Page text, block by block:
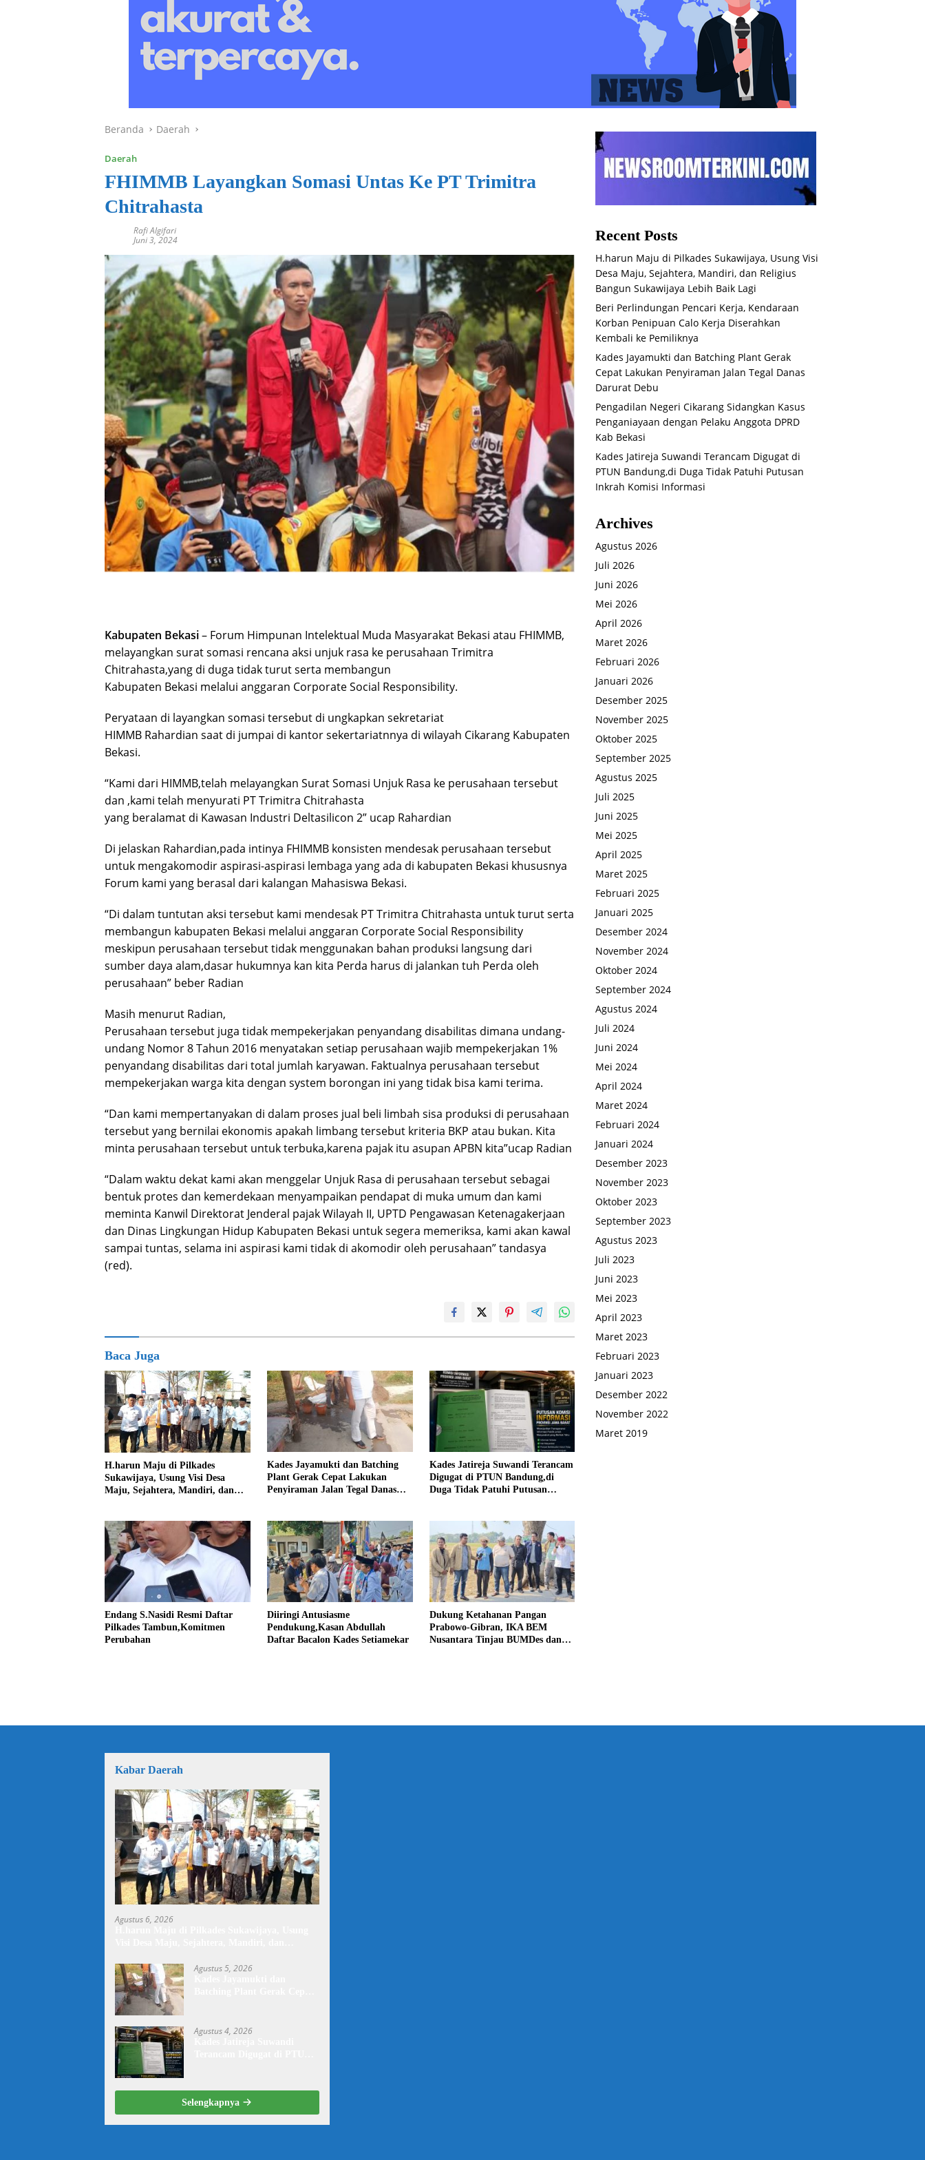
Beranda Daerah
Daerah
FHIMMB Layangkan Somasi Untas Ke PT Trimitra
Chitrahasta
Rafi Algifari
Juni 3, 2024
Kabupaten Bekasi– Forum Himpunan Intelektual Muda Masyarakat Bekasi atau FHIMMB,
melayangkan surat somasi rencana aksi unjuk rasa ke perusahaan Trimitra
Chitrahasta,yang di duga tidak turut serta membangun
Kabupaten Bekasi melalui anggaran Corporate Social Responsibility.
Peryataan di layangkan somasi tersebut di ungkapkan sekretariat
HIMMB Rahardian saat di jumpai di kantor sekertariatnnya di wilayah Cikarang Kabupaten
Bekasi.
“Kami dari HIMMB,telah melayangkan Surat Somasi Unjuk Rasa ke perusahaan tersebut
dan ,kami telah menyurati PT Trimitra Chitrahasta
yang beralamat di Kawasan Industri Deltasilicon 2” ucap Rahardian
Di jelaskan Rahardian,pada intinya FHIMMB konsisten mendesak perusahaan tersebut
untuk mengakomodir aspirasi-aspirasi lembaga yang ada di kabupaten Bekasi khususnya
Forum kami yang berasal dari kalangan Mahasiswa Bekasi.
“Di dalam tuntutan aksi tersebut kami mendesak PT Trimitra Chitrahasta untuk turut serta
membangun kabupaten Bekasi melalui anggaran Corporate Social Responsibility
meskipun perusahaan tersebut tidak menggunakan bahan produksi langsung dari
sumber daya alam,dasar hukumnya kan kita Perda harus di jalankan tuh Perda oleh
perusahaan” beber Radian
Masih menurut Radian,
Perusahaan tersebut juga tidak mempekerjakan penyandang disabilitas dimana undang-
undang Nomor 8 Tahun 2016 menyatakan setiap perusahaan wajib mempekerjakan 1%
penyandang disabilitas dari total jumlah karyawan. Faktualnya perusahaan tersebut
mempekerjakan warga kita dengan system borongan ini yang tidak bisa kami terima.
“Dan kami mempertanyakan di dalam proses jual beli limbah sisa produksi di perusahaan
tersebut yang bernilai ekonomis apakah limbang tersebut kriteria BKP atau bukan. Kita
minta perusahaan tersebut untuk terbuka,karena pajak itu asupan APBN kita”ucap Radian
“Dalam waktu dekat kami akan menggelar Unjuk Rasa di perusahaan tersebut sebagai
bentuk protes dan kemerdekaan menyampaikan pendapat di muka umum dan kami
meminta Kanwil Direktorat Jenderal pajak Wilayah II, UPTD Pengawasan Ketenagakerjaan
dan Dinas Lingkungan Hidup Kabupaten Bekasi untuk segera memeriksa, kami akan kawal
sampai tuntas, selama ini aspirasi kami tidak di akomodir oleh perusahaan” tandasya
(red).
Baca Juga
H.harun Maju di Pilkades
Sukawijaya, Usung Visi Desa
Maju, Sejahtera, Mandiri, dan
Kades Jayamukti dan Batching
Plant Gerak Cepat Lakukan
Penyiraman Jalan Tegal Danas
Kades Jatireja Suwandi Terancam
Digugat di PTUN Bandung,di
Duga Tidak Patuhi Putusan
Endang S.Nasidi Resmi Daftar
Pilkades Tambun,Komitmen
Perubahan
Diiringi Antusiasme
Pendukung,Kasan Abdullah
Daftar Bacalon Kades Setiamekar
Dukung Ketahanan Pangan
Prabowo-Gibran, IKA BEM
Nusantara Tinjau BUMDes dan
Recent Posts
H.harun Maju di Pilkades Sukawijaya, Usung Visi
Desa Maju, Sejahtera, Mandiri, dan Religius
Bangun Sukawijaya Lebih Baik Lagi
Beri Perlindungan Pencari Kerja, Kendaraan
Korban Penipuan Calo Kerja Diserahkan
Kembali ke Pemiliknya
Kades Jayamukti dan Batching Plant Gerak
Cepat Lakukan Penyiraman Jalan Tegal Danas
Darurat Debu
Pengadilan Negeri Cikarang Sidangkan Kasus
Penganiayaan dengan Pelaku Anggota DPRD
Kab Bekasi
Kades Jatireja Suwandi Terancam Digugat di
PTUN Bandung,di Duga Tidak Patuhi Putusan
Inkrah Komisi Informasi
Archives
Agustus 2026
Juli 2026
Juni 2026
Mei 2026
April 2026
Maret 2026
Februari 2026
Januari 2026
Desember 2025
November 2025
Oktober 2025
September 2025
Agustus 2025
Juli 2025
Juni 2025
Mei 2025
April 2025
Maret 2025
Februari 2025
Januari 2025
Desember 2024
November 2024
Oktober 2024
September 2024
Agustus 2024
Juli 2024
Juni 2024
Mei 2024
April 2024
Maret 2024
Februari 2024
Januari 2024
Desember 2023
November 2023
Oktober 2023
September 2023
Agustus 2023
Juli 2023
Juni 2023
Mei 2023
April 2023
Maret 2023
Februari 2023
Januari 2023
Desember 2022
November 2022
Maret 2019
Kabar Daerah
Agustus 6, 2026
Agustus 5, 2026
Agustus 4, 2026
Komisi Informasi
Selengkapnya